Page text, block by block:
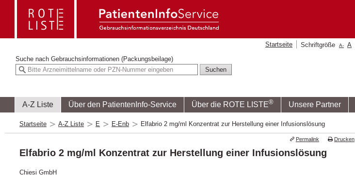
Suche nach Gebrauchsinformationen (Packungsbeilage)
A-Z Liste Über den PatientenInfo-Service Über die ROTE LISTE® Unsere Partner
Startseite Schriftgröße A- A
Startseite A-Z Liste E E-Enb Elfabrio 2 mg/ml Konzentrat zur Herstellung einer Infusionslösung
Elfabrio 2 mg/ml Konzentrat zur Herstellung einer Infusionslösung
Chiesi GmbH
Permalink Drucken